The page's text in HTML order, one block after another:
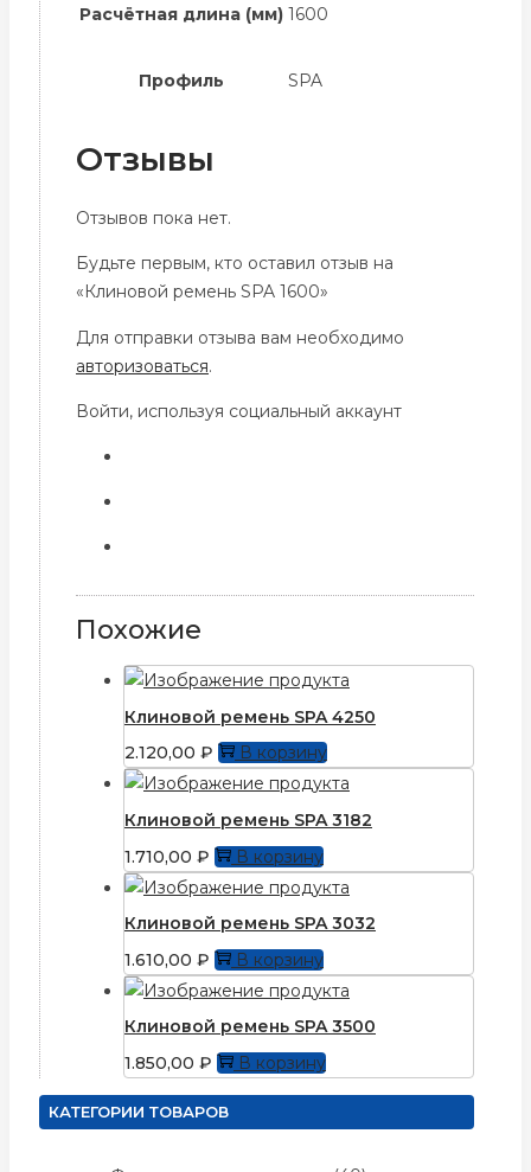
Расчётная длина (мм) 1600
Профиль SPA
Отзывы
Отзывов пока нет.
Будьте первым, кто оставил отзыв на
«Клиновой ремень SPA 1600»
Для отправки отзыва вам необходимо
авторизоваться.
Войти, используя социальный аккаунт
Похожие
Клиновой ремень SPA 4250
2.120,00 ₽ В корзину
Клиновой ремень SPA 3182
1.710,00 ₽ В корзину
Клиновой ремень SPA 3032
1.610,00 ₽ В корзину
Клиновой ремень SPA 3500
1.850,00 ₽ В корзину
КАТЕГОРИИ ТОВАРОВ